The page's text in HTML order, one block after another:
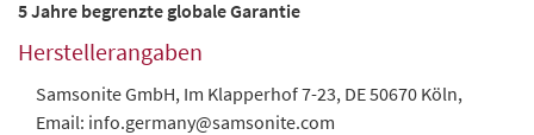
5 Jahre begrenzte globale Garantie
Herstellerangaben
Samsonite GmbH, Im Klapperhof 7-23, DE 50670 Köln,
Email: info.germany@samsonite.com